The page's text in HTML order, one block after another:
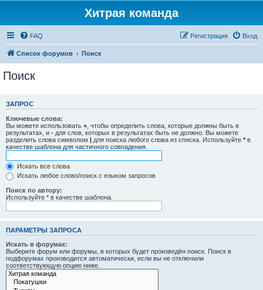
Хитрая команда
FAQ Вход
Регистрация
Список форумов Поиск
Поиск
ЗАПРОС
Ключевые слова:
Вы можете использовать + , чтобы определить слова, которые должны быть в
результатах, и - для слов, которых в результатах быть не должно. Вы можете
разделить слова символом | для поиска любого слова из списка. Используйте * в
качестве шаблона для частичного совпадения.
Искать все слова
Искать любое слово/поиск с языком запросов
Поиск по автору:
Используйте * в качестве шаблона.
ПАРАМЕТРЫ ЗАПРОСА
Искать в форумах:
Выберите форум или форумы, в которых будет произведён поиск. Поиск в
подфорумах производится автоматически, если вы не отключили
соответствующую опцию ниже.